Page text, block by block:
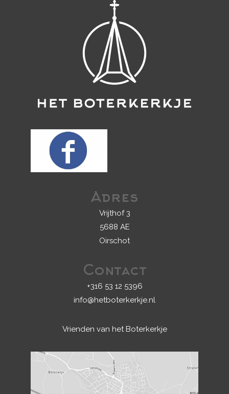
Adres
Vrijthof 3
5688 AE
Oirschot
Contact
+316 53 12 5396
info@hetboterkerkje.nl
Vrienden van het Boterkerkje